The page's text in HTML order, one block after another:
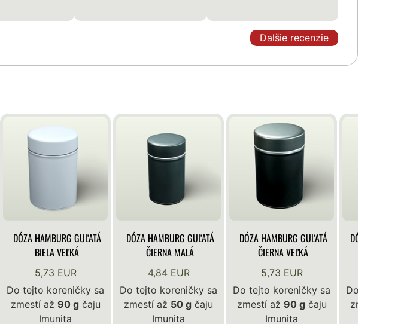
Dalšie recenzie
DÓZA HAMBURG GUĽATÁ
BIELA VEĽKÁ
5,73 EUR
Do tejto koreničky sa
zmestí až 90 gčaju
Imunita
DÓZA HAMBURG GUĽATÁ
ČIERNA MALÁ
4,84 EUR
Do tejto koreničky sa
zmestí až 50 g čaju
Imunita
DÓZA HAMBURG GUĽATÁ
ČIERNA VEĽKÁ
5,73 EUR
Do tejto koreničky sa
zmestí až 90 gčaju
Imunita
DÓZA KLASIK
Do tejto
zmestí až